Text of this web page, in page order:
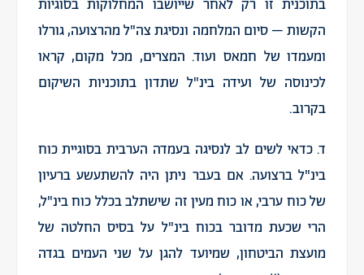
בתוכנית זו רק לאחר שייושבו המחלוקות בסוגיות
הקשות – סיום המלחמה ונסיגת צה"ל מהרצועה, גורלו
ומעמדו של חמאס ועוד. המצרים, מכל מקום, קראו
לכינוסה של ועידה בינ"ל שתדון בתוכניות השיקום
בקרוב.
ד. כדאי לשים לב לנסיגה בעמדה הערבית בסוגיית כוח
בינ"ל ברצועה. אם בעבר ניתן היה להשתעשע ברעיון
של כוח ערבי, או כוח מעין זה שישתלב בכלל כוח בינ"ל,
הרי שכעת מדובר בכוח בינ"ל על בסיס החלטה של
מועצת הביטחון, שמיועד להגן על שני העמים בגדה